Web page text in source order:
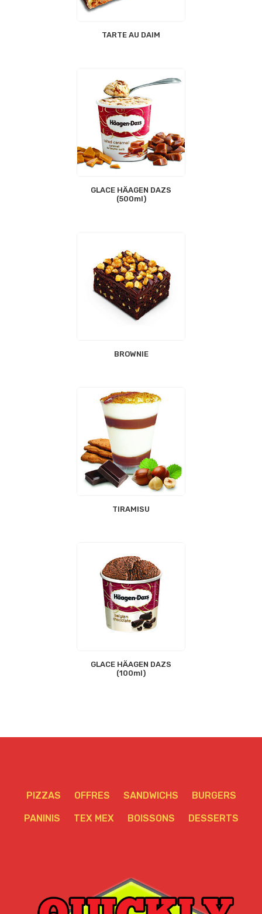
TARTE AU DAIM
GLACE HÄAGEN DAZS
(500ml)
BROWNIE
TIRAMISU
GLACE HÄAGEN DAZS
(100ml)
PIZZAS OFFRES SANDWICHS BURGERS
PANINIS TEX MEX BOISSONS DESSERTS